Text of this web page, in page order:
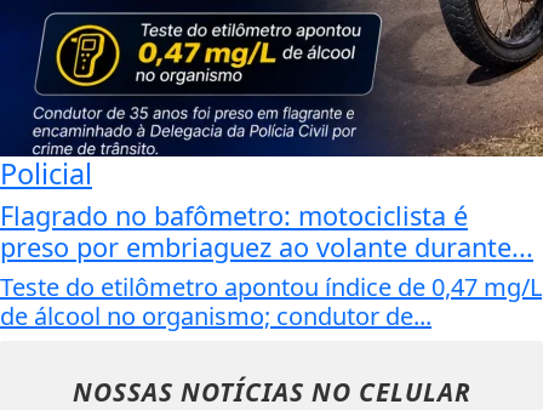
Policial
Flagrado no bafômetro: motociclista é
preso por embriaguez ao volante durante...
Teste do etilômetro apontou índice de 0,47 mg/L
de álcool no organismo; condutor de...
NOSSAS NOTÍCIAS NO CELULAR